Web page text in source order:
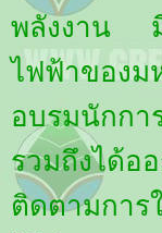
พลังงาน มี
ไฟฟ้าของม
อบรมนักกา
รวมถึงได้
ติดตามการ